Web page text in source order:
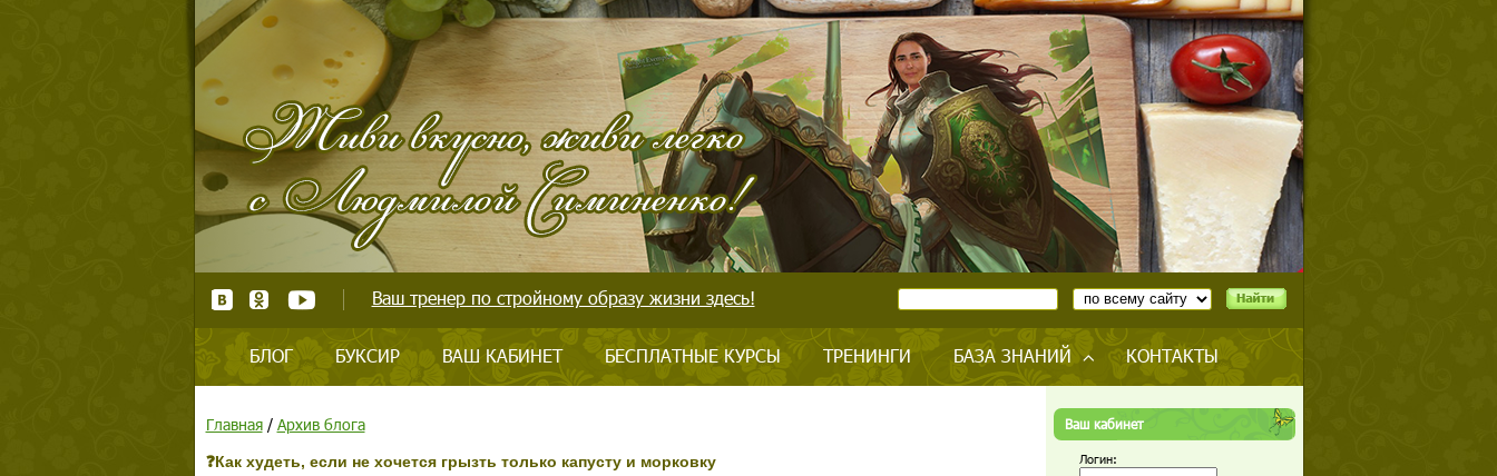
Ваш тренер по стройному образу жизни здесь!
БЛОГ БУКСИР ВАШ КАБИНЕТ БЕСПЛАТНЫЕ КУРСЫ ТРЕНИНГИ БАЗА ЗНАНИЙ КОНТАКТЫ
Главная/ Архив блога
❓Как худеть, если не хочется грызть только капусту и морковку
Ваш кабинет
Логин: